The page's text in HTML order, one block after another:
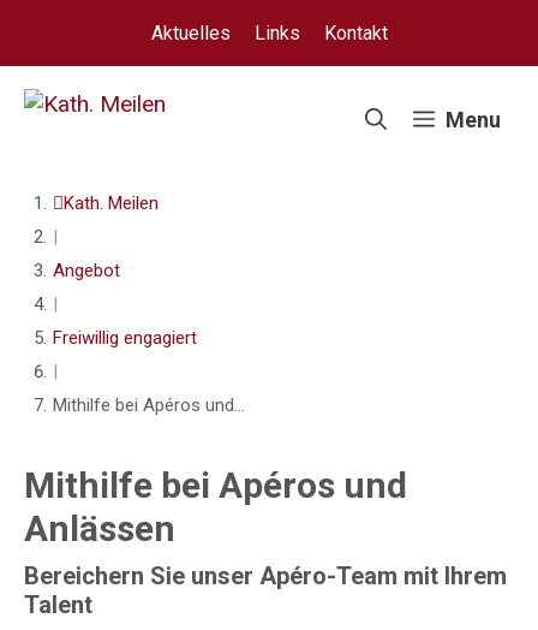
Inhalt
Aktuelles Links Kontakt
Menu
Kath. Meilen
|
Angebot
|
Freiwillig engagiert
|
Mithilfe bei Apéros und...
Mithilfe bei Apéros und
Anlässen
Bereichern Sie unser Apéro-Team mit Ihrem
Talent